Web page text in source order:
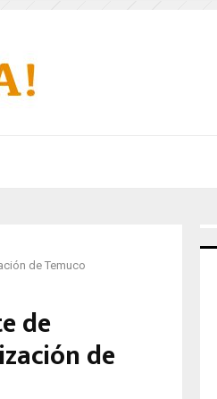
de Temuco
de
de